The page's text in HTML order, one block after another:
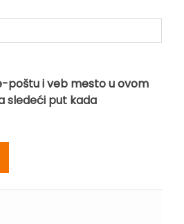
poštu i veb mesto u ovom
sledeći put kada